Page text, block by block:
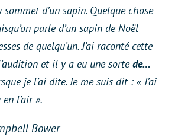
sommet d’un sapin. Quelque chose
parle d’un sapin de Noël
de quelqu’un. J’ai raconté cette
et il y a eu une sortede…
je l’ai dite. Je me suis dit : «J’ai
l’air».
Bower